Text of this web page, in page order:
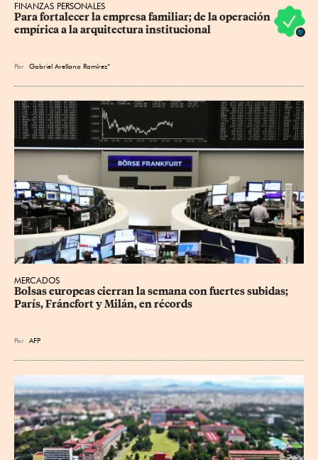
FINANZAS PERSONALES
Para fortalecer la empresa familiar; de la operación
empírica a la arquitectura institucional
Por Gabriel Arellano Ramírez*
MERCADOS
Bolsas europeas cierran la semana con fuertes subidas;
París, Fráncfort y Milán, en récords
Por AFP